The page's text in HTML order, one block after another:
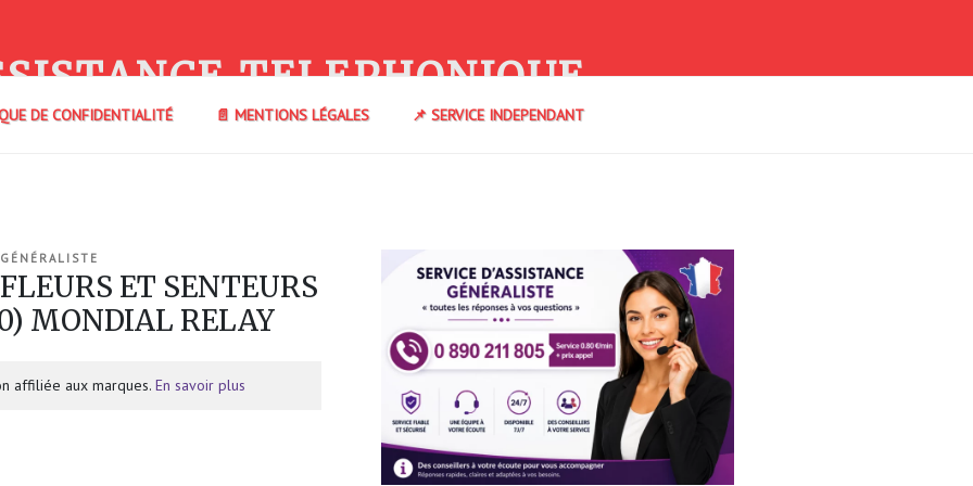
TELEPHONIQUE
DE CONFIDENTIALITÉ 📄 MENTIONS LÉGALES 📌 SERVICE INDEPENDANT
ET SENTEURS
MONDIAL RELAY
affiliée aux marques. En savoir plus